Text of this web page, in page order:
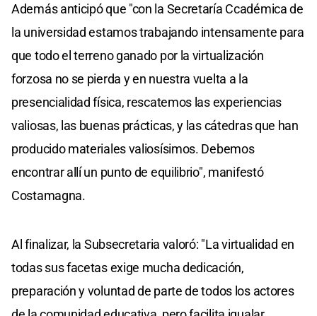
Además anticipó que "con la Secretaría Ccadémica de
la universidad estamos trabajando intensamente para
que todo el terreno ganado por la virtualización
forzosa no se pierda y en nuestra vuelta a la
presencialidad física, rescatemos las experiencias
valiosas, las buenas prácticas, y las cátedras que han
producido materiales valiosísimos. Debemos
encontrar allí un punto de equilibrio", manifestó
Costamagna.
Al finalizar, la Subsecretaria valoró: "La virtualidad en
todas sus facetas exige mucha dedicación,
preparación y voluntad de parte de todos los actores